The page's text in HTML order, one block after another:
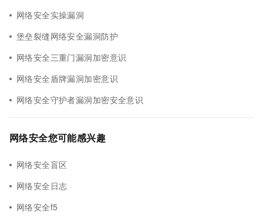
网络安全实操漏洞
堡垒裂缝网络安全漏洞防护
网络安全三重门漏洞加密意识
网络安全盾牌漏洞加密意识
网络安全守护者漏洞加密安全意识
网络安全您可能感兴趣
网络安全盲区
网络安全日志
网络安全f5